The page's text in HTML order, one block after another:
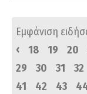
Εμφάνιση
‹
18 19 20
29
30 31 32
41
42 43